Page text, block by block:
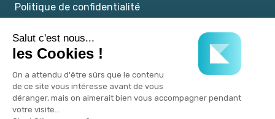
Politique de confidentialité
CGU